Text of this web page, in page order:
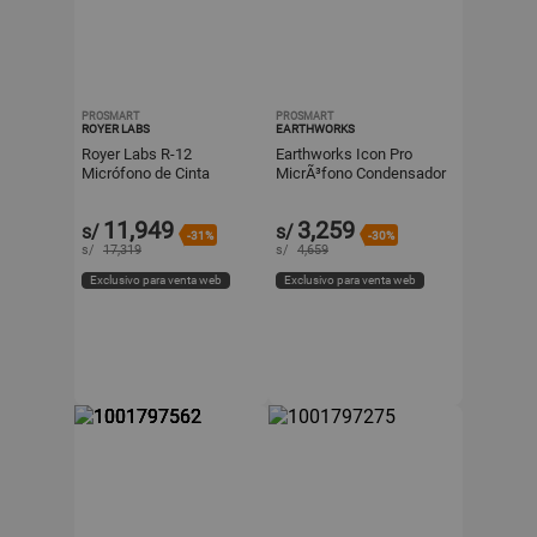
PROSMART
ROYER LABS
Royer Labs R-12
Micrófono de Cinta
Elem
s/ 11,949 -31%
s/ 17,319
Exclusivo para venta web
PROSMART
EARTHWORKS
Earthworks Icon Pro
MicrÃ³fono Condensador
s/ 3,259 -30%
s/ 4,659
Exclusivo para venta web